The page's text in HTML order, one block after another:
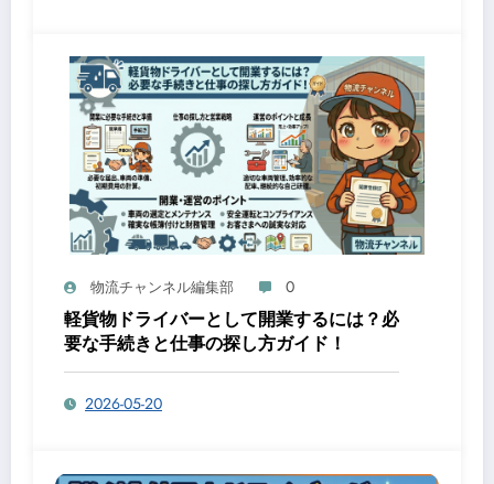
物流チャンネル編集部 0
軽貨物ドライバーとして開業するには？必
要な手続きと仕事の探し方ガイド！
2026-05-20